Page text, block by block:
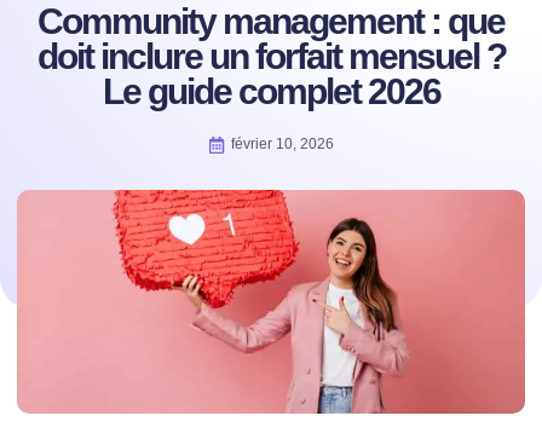
Community management : que
doit inclure un forfait mensuel ?
Le guide complet 2026
février 10, 2026